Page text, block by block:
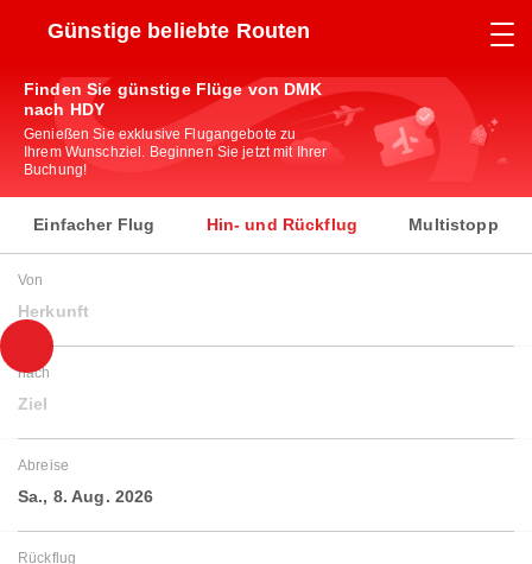
Günstige beliebte Routen
Finden Sie günstige Flüge von DMK
nach HDY
Genießen Sie exklusive Flugangebote zu
Ihrem Wunschziel. Beginnen Sie jetzt mit Ihrer
Buchung!
Einfacher Flug Hin- und Rückflug Multistopp
Von
Herkunft
nach
Ziel
Abreise
Sa., 8. Aug. 2026
Rückflug